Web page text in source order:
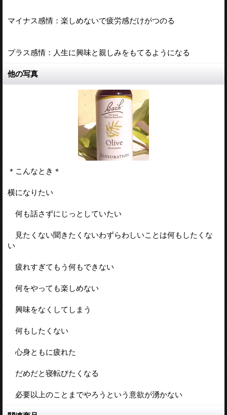
マイナス感情：楽しめないで疲労感だけがつのる
プラス感情：人生に興味と親しみをもてるようになる
他の写真
＊こんなとき＊
横になりたい
何も話さずにじっとしていたい
見たくない聞きたくないわずらわしいことは何もしたくな
い
疲れすぎてもう何もできない
何をやっても楽しめない
興味をなくしてしまう
何もしたくない
心身ともに疲れた
だめだと寝転びたくなる
必要以上のことまでやろうという意欲が湧かない